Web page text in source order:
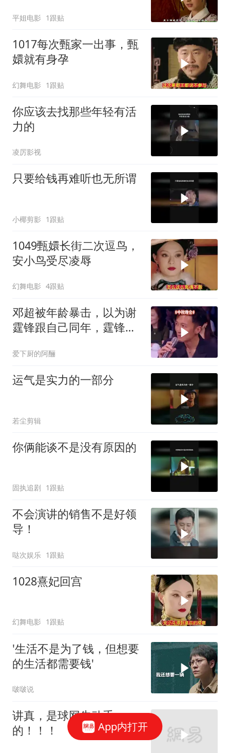
平姐电影 1跟贴
1017每次甄家一出事，甄
嬛就有身孕
幻舞电影 1跟贴
你应该去找那些年轻有活
力的
凌厉影视
只要给钱再难听也无所谓
小椰剪影 1跟贴
1049甄嬛长街二次逗鸟，
安小鸟受尽凌辱
幻舞电影 4跟贴
邓超被年龄暴击，以为谢
霆锋跟自己同年，霆锋：
爱下厨的阿酾
运气是实力的一部分
若尘剪辑
你俩能谈不是没有原因的
固执追剧 1跟贴
不会演讲的销售不是好领
导！
哒次娱乐 1跟贴
1028熹妃回宫
幻舞电影 1跟贴
'生活不是为了钱，但想要
的生活都需要钱'
啵啵说
讲真，是球网先动手
的！！！
App内打开